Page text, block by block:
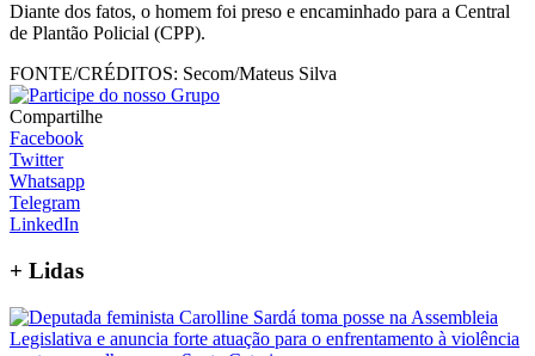
Diante dos fatos, o homem foi preso e encaminhado para a Central
de Plantão Policial (CPP).
FONTE/CRÉDITOS: Secom/Mateus Silva
Compartilhe
Facebook
Twitter
Whatsapp
Telegram
LinkedIn
+ Lidas